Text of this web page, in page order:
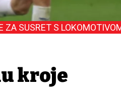
ZA SUSRET S
kroje